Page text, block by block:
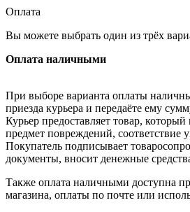
Оплата
Вы можете выбрать один из трёх
Оплата наличными
При выборе варианта оплаты
приезда курьера и передаёте ему
Курьер предоставляет товар,
предмет повреждений, соответствие
Покупатель подписывает
документы, вносит денежные
Также оплата наличными доступна
магазина, оплаты по почте или